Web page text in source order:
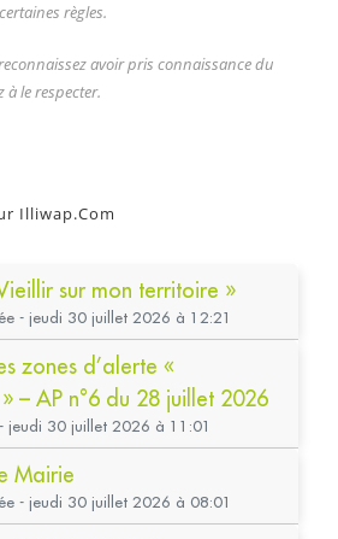
règles.
avoir pris connaissance du
à le respecter.
Illiwap.com